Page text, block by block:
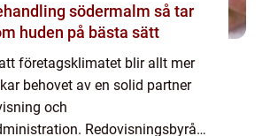
södermalm så tar
huden på bästa sätt
företagsklimatet blir allt mer
behovet av en solid partner
och
Redovisningsbyråer